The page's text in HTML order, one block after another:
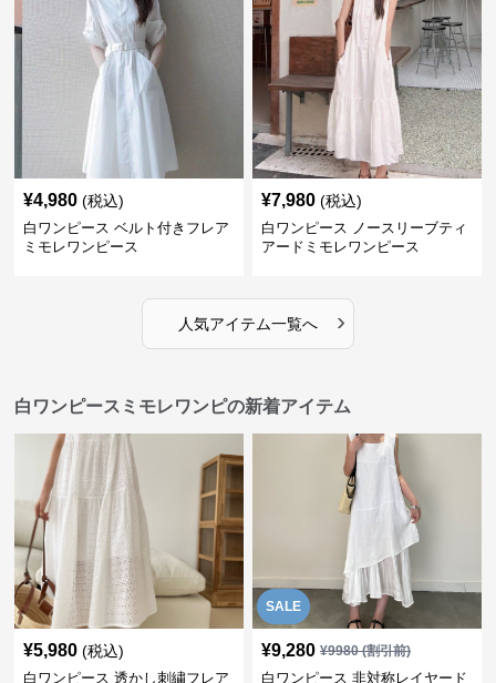
¥4,980 (税込)
白ワンピース ベルト付きフレア
ミモレワンピース
¥7,980 (税込)
白ワンピース ノースリーブティ
アードミモレワンピース
人気アイテム一覧へ ›
白ワンピースミモレワンピの新着アイテム
¥5,980 (税込)
白ワンピース 透かし刺繍フレア
SALE
¥9,280 ¥9980(割引前)
白ワンピース 非対称レイヤード